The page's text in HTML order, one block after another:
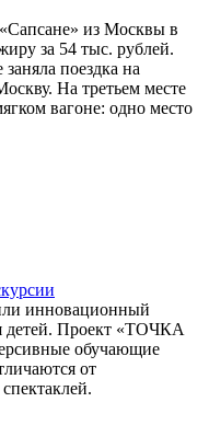
«Сапсане» из Москвы в
за 54 тыс. рублей.
поездка на
На третьем месте
вагоне: одно место
инновационный
детей. Проект «ТОЧКА
обучающие
от